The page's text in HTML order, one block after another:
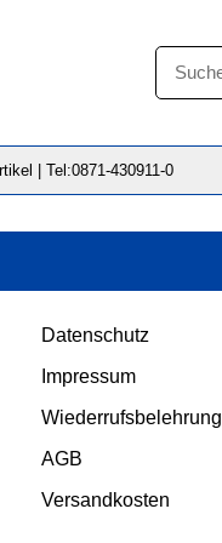
| Tel:0871-430911-0
Datenschutz
Impressum
Wiederrufsbelehrung
AGB
Versandkosten